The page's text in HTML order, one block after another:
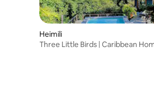
Heimili
Three Little Birds | Caribbean